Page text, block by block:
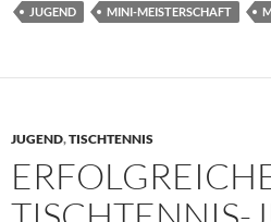
JUGEND MINI-MEISTERSCHAFT
JUGEND,TISCHTENNIS